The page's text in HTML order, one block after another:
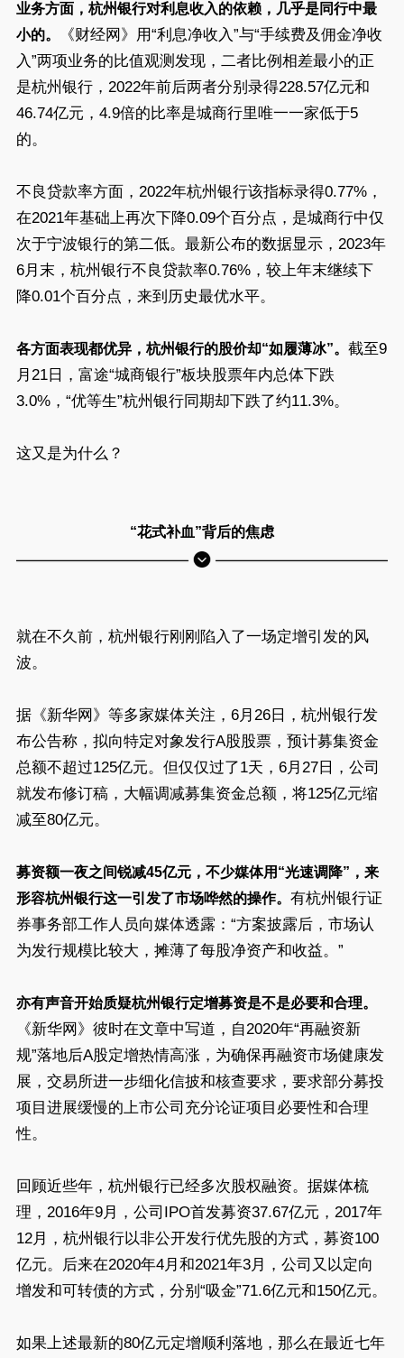
业务方面，杭州银行对利息收入的依赖，几乎是同行中最
小的。
《财经网》用“利息净收入”与“手续费及佣金净收
入”两项业务的比值观测发现，二者比例相差最小的正
是杭州银行，2022年前后两者分别录得228.57亿元和
46.74亿元，4.9倍的比率是城商行里唯一一家低于5
的。
不良贷款率方面，2022年杭州银行该指标录得0.77%，
在2021年基础上再次下降0.09个百分点，是城商行中仅
次于宁波银行的第二低。最新公布的数据显示，2023年
6月末，杭州银行不良贷款率0.76%，较上年末继续下
降0.01个百分点，来到历史最优水平。
各方面表现都优异，杭州银行的股价却“如履薄冰”。 截至9
月21日，富途“城商银行”板块股票年内总体下跌
3.0%，“优等生”杭州银行同期却下跌了约11.3%。
这又是为什么？
“花式补血”背后的焦虑
就在不久前，杭州银行刚刚陷入了一场定增引发的风
波。
据《新华网》等多家媒体关注，6月26日，杭州银行发
布公告称，拟向特定对象发行A股股票，预计募集资金
总额不超过125亿元。但仅仅过了1天，6月27日，公司
就发布修订稿，大幅调减募集资金总额，将125亿元缩
减至80亿元。
募资额一夜之间锐减45亿元，不少媒体用“光速调降”，来
形容杭州银行这一引发了市场哗然的操作。 有杭州银行证
券事务部工作人员向媒体透露：“方案披露后，市场认
为发行规模比较大，摊薄了每股净资产和收益。”
亦有声音开始质疑杭州银行定增募资是不是必要和合理。
《新华网》彼时在文章中写道，自2020年“再融资新
规”落地后A股定增热情高涨，为确保再融资市场健康发
展，交易所进一步细化信披和核查要求，要求部分募投
项目进展缓慢的上市公司充分论证项目必要性和合理
性。
回顾近些年，杭州银行已经多次股权融资。据媒体梳
理，2016年9月，公司IPO首发募资37.67亿元，2017年
12月，杭州银行以非公开发行优先股的方式，募资100
亿元。后来在2020年4月和2021年3月，公司又以定向
增发和可转债的方式，分别“吸金”71.6亿元和150亿元。
如果上述最新的80亿元定增顺利落地，那么在最近七年